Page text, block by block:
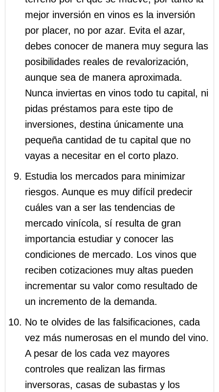
mejor inversión en vinos es la inversión
por placer, no por azar. Evita el azar,
debes conocer de manera muy segura las
posibilidades reales de revalorización,
aunque sea de manera aproximada.
Nunca inviertas en vinos todo tu capital, ni
pidas préstamos para este tipo de
inversiones, destina únicamente una
pequeña cantidad de tu capital que no
vayas a necesitar en el corto plazo.
Estudia los mercados para minimizar
riesgos. Aunque es muy difícil predecir
cuáles van a ser las tendencias de
mercado vinícola, sí resulta de gran
importancia estudiar y conocer las
condiciones de mercado. Los vinos que
reciben cotizaciones muy altas pueden
incrementar su valor como resultado de
un incremento de la demanda.
No te olvides de las falsificaciones, cada
vez más numerosas en el mundo del vino.
A pesar de los cada vez mayores
controles que realizan las firmas
inversoras, casas de subastas y los